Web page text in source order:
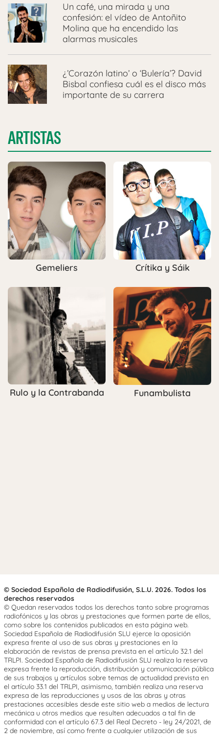
Un café, una mirada y una
confesión: el vídeo de Antoñito
Molina que ha encendido las
alarmas musicales
¿’Corazón latino’ o ‘Bulería’? David
Bisbal confiesa cuál es el disco más
importante de su carrera
ARTISTAS
Gemeliers Crítika y Sáik
Rulo y la Contrabanda Funambulista
© Sociedad Española de Radiodifusión, S.L.U. 2026. Todos los
derechos reservados
© Quedan reservados todos los derechos tanto sobre programas
radiofónicos y las obras y prestaciones que formen parte de ellos,
como sobre los contenidos publicados en esta página web.
Sociedad Española de Radiodifusión SLU ejerce la oposición
expresa frente al uso de sus obras y prestaciones en la
elaboración de revistas de prensa prevista en el artículo 32.1 del
TRLPI. Sociedad Española de Radiodifusión SLU realiza la reserva
expresa frente la reproducción, distribución y comunicación pública
de sus trabajos y artículos sobre temas de actualidad prevista en
el artículo 33.1 del TRLPI, asimismo, también realiza una reserva
expresa de las reproducciones y usos de las obras y otras
prestaciones accesibles desde este sitio web a medios de lectura
mecánica u otros medios que resulten adecuados a tal fin de
conformidad con el artículo 67.3 del Real Decreto - ley 24/2021, de
2 de noviembre, así como frente a cualquier utilización de sus